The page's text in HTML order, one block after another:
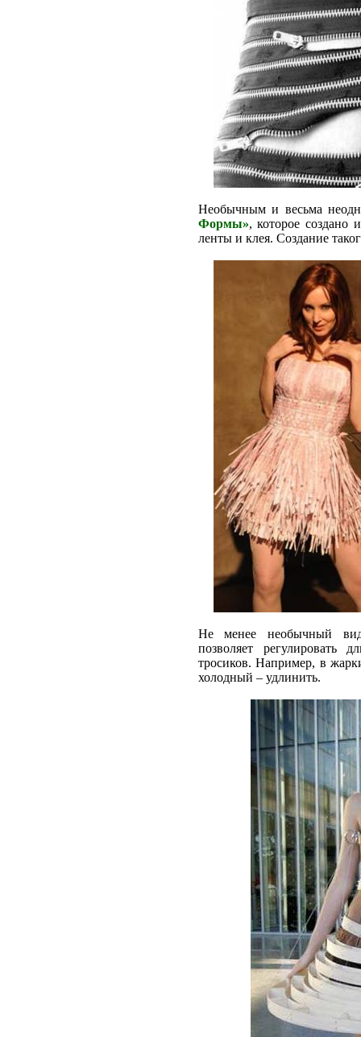
Необычным и весьма
Формы», которое
ленты и клея. Создание
Не менее необычный
позволяет
тросиков. Например, в
холодный – удлинить.